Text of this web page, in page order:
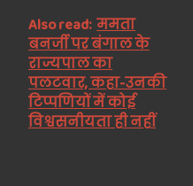
Also read: ममता
बनर्जी पर बंगाल के
राज्यपाल का
पलटवार, कहा-उनकी
टिप्पणियों में कोई
विश्वसनीयता ही नहीं